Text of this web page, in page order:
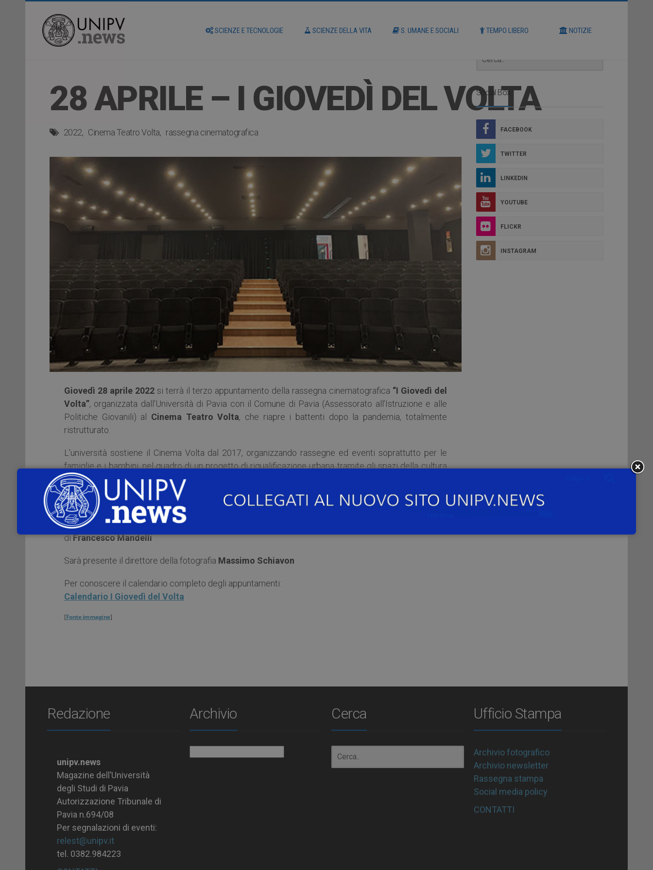
SCIENZE E TECNOLOGIE SCIENZE DELLA VITA S. UMANE E SOCIALI TEMPO LIBERO NOTIZIE
28 APRILE – I GIOVEDÌ DEL VOLTA
2022 Cinema Teatro Volta rassegna cinematografica
Giovedì 28 aprile 2022si terrà il terzo appuntamento della rassegna cinematografica “I Giovedì del
Volta”, organizzata dall’Università di Pavia con il Comune di Pavia (Assessorato all’Istruzione e alle
Politiche Giovanili) al Cinema Teatro Volta, che riapre i battenti dopo la pandemia, totalmente
ristrutturato.
L’università sostiene il Cinema Volta dal 2017, organizzando rassegne ed eventi soprattutto per le
famiglie e i bambini, nel quadro di un progetto di riqualificazione urbana tramite gli spazi della cultura
(Quartiere Scala).
In programma:
Notti in bianco e baci a colazione
diFrancesco Mandelli
Sarà presente il direttore della fotografia Massimo Schiavon
Per conoscere il calendario completo degli appuntamenti:
Calendario I Giovedì del Volta
[Fonte immagine]
Social Box
FACEBOOK
TWITTER
LINKEDIN
YOUTUBE
FLICKR
INSTAGRAM
Redazione
unipv.news
Magazine dell’Università
degli Studi di Pavia
Autorizzazione Tribunale di
Pavia n.694/08
Per segnalazioni di eventi:
relest@unipv.it
tel. 0382.984223
Archivio Cerca Ufficio Stampa
Archivio fotografico
Archivio newsletter
Rassegna stampa
Social media policy
CONTATTI